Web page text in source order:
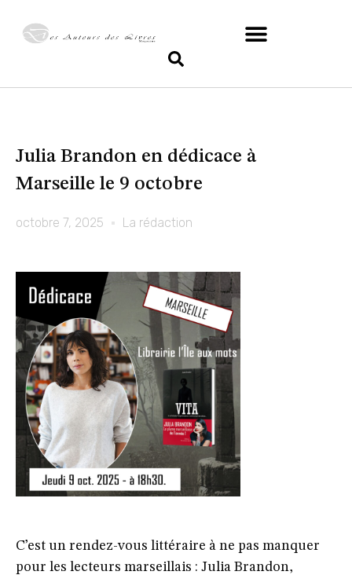
Julia Brandon en dédicace à
Marseille le 9 octobre
octobre 7, 2025 La rédaction
C’est un rendez-vous littéraire à ne pas manquer
pour les lecteurs marseillais : Julia Brandon,